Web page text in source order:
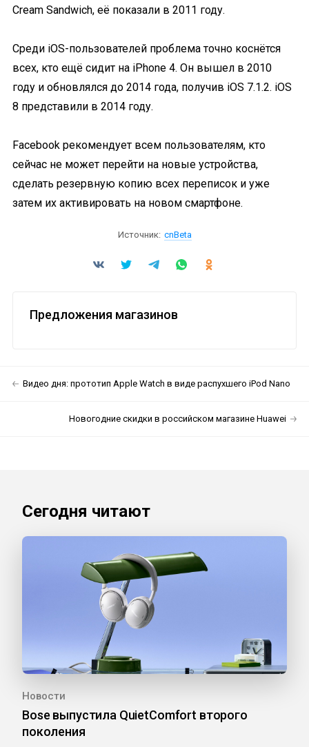
Cream Sandwich, её показали в 2011 году.
Среди iOS-пользователей проблема точно коснётся
всех, кто ещё сидит на iPhone 4. Он вышел в 2010
году и обновлялся до 2014 года, получив iOS 7.1.2. iOS
8 представили в 2014 году.
Facebook рекомендует всем пользователям, кто
сейчас не может перейти на новые устройства,
сделать резервную копию всех переписок и уже
затем их активировать на новом смартфоне.
Источник: cnBeta
Предложения магазинов
Видео дня: прототип Apple Watch в виде распухшего iPod Nano
Новогодние скидки в российском магазине Huawei
Сегодня читают
Новости
Bose выпустила QuietComfort второго
поколения